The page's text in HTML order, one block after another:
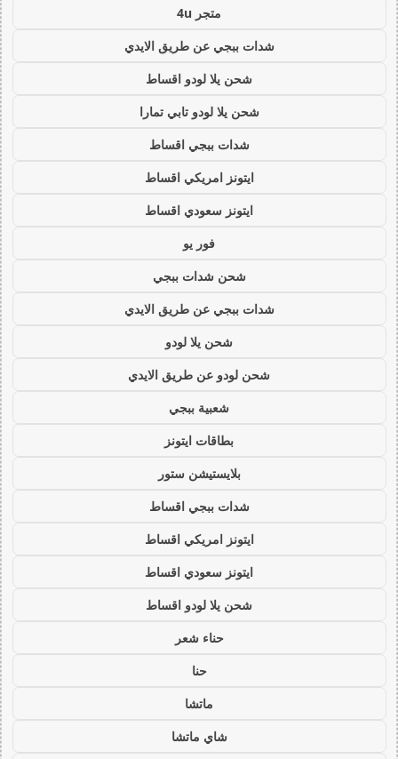
متجر 4u
شدات ببجي عن طريق الايدي
شحن يلا لودو اقساط
شحن يلا لودو تابي تمارا
شدات ببجي اقساط
ايتونز امريكي اقساط
ايتونز سعودي اقساط
فور يو
شحن شدات ببجي
شدات ببجي عن طريق الايدي
شحن يلا لودو
شحن لودو عن طريق الايدي
شعبية ببجي
بطاقات ايتونز
بلايستيشن ستور
شدات ببجي اقساط
ايتونز امريكي اقساط
ايتونز سعودي اقساط
شحن يلا لودو اقساط
حناء شعر
حنا
ماتشا
شاي ماتشا